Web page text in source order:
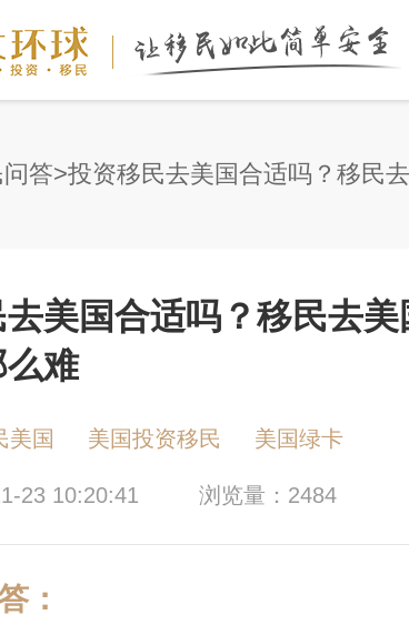
答
美国合适吗？移民去
难
美国 美国投资移民 美国绿卡
23 10:20:41 浏览量：2484
：